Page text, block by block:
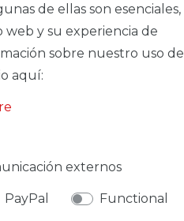
de ellas son esenciales,
web y su experiencia de
sobre nuestro uso de
aquí:
externos
PayPal Functional